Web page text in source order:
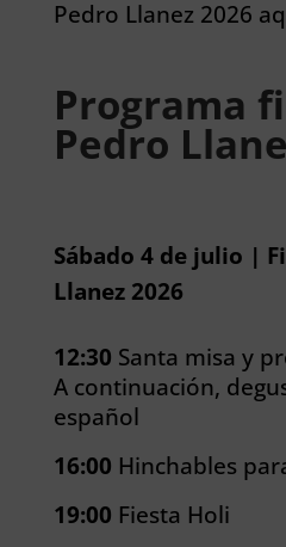
Pedro Llanez 2026
Programa
Pedro
Sábado 4 de julio |
Llanez 2026
12:30 Santa misa y
A continuación,
español
16:00 Hinchables
19:00 Fiesta Holi